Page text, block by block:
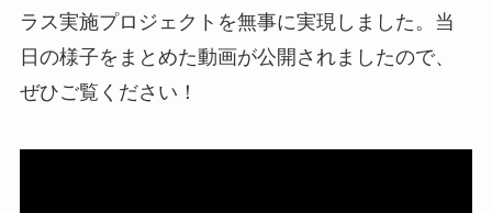
ラス実施プロジェクトを無事に実現しました。当
日の様子をまとめた動画が公開されましたので、
ぜひご覧ください！